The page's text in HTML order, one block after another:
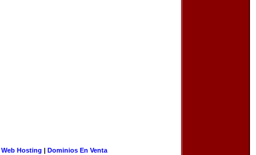
Web Hosting | Dominios En Venta